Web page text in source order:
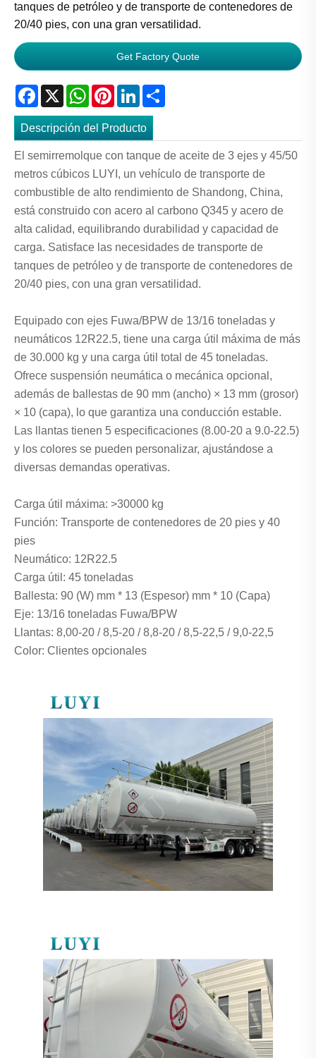
tanques de petróleo y de transporte de contenedores de
20/40 pies, con una gran versatilidad.
Get Factory Quote
Facebook
X WhatsApp
PinterestLinkedIn
Descripción del Producto
El semirremolque con tanque de aceite de 3 ejes y 45/50
metros cúbicos LUYI, un vehículo de transporte de
combustible de alto rendimiento de Shandong, China,
está construido con acero al carbono Q345 y acero de
alta calidad, equilibrando durabilidad y capacidad de
carga. Satisface las necesidades de transporte de
tanques de petróleo y de transporte de contenedores de
20/40 pies, con una gran versatilidad.
Equipado con ejes Fuwa/BPW de 13/16 toneladas y
neumáticos 12R22.5, tiene una carga útil máxima de más
de 30.000 kg y una carga útil total de 45 toneladas.
Ofrece suspensión neumática o mecánica opcional,
además de ballestas de 90 mm (ancho) × 13 mm (grosor)
× 10 (capa), lo que garantiza una conducción estable.
Las llantas tienen 5 especificaciones (8.00-20 a 9.0-22.5)
y los colores se pueden personalizar, ajustándose a
diversas demandas operativas.
Carga útil máxima: >30000 kg
Función: Transporte de contenedores de 20 pies y 40
pies
Neumático: 12R22.5
Carga útil: 45 toneladas
Ballesta: 90 (W) mm * 13 (Espesor) mm * 10 (Capa)
Eje: 13/16 toneladas Fuwa/BPW
Llantas: 8,00-20 / 8,5-20 / 8,8-20 / 8,5-22,5 / 9,0-22,5
Color: Clientes opcionales